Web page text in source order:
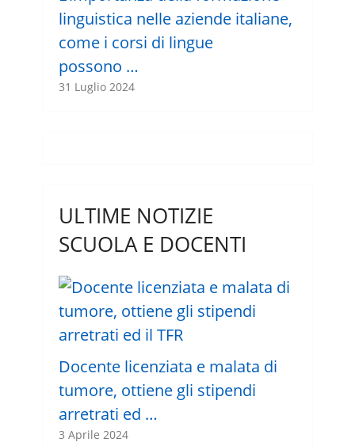
linguistica nelle aziende italiane,
come i corsi di lingue
possono …
31 Luglio 2024
ULTIME NOTIZIE
SCUOLA E DOCENTI
Docente licenziata e malata di
tumore, ottiene gli stipendi
arretrati ed …
3 Aprile 2024